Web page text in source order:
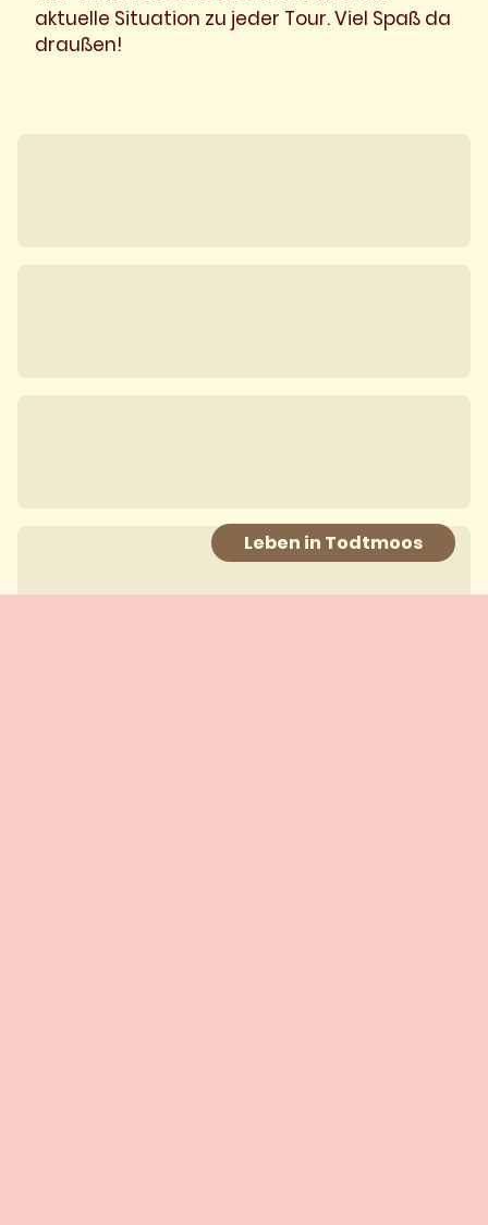
Leben in Todtmoos
aktuelle Situation zu jeder Tour. Viel Spaß da
draußen!